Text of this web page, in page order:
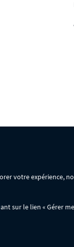
votre expérience,
sur le lien « Gérer